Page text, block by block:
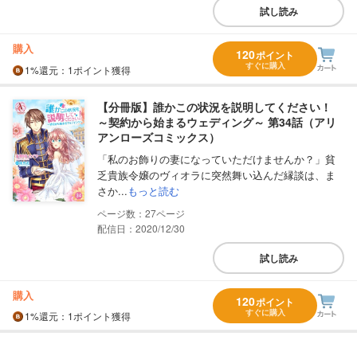
試し読み
購入
1%還元 ：1ポイント獲得
120ポイント
すぐに購入
【分冊版】誰かこの状況を説明してください！
～契約から始まるウェディング～ 第34話（アリ
アンローズコミックス）
「私のお飾りの妻になっていただけませんか？」貧
乏貴族令嬢のヴィオラに突然舞い込んだ縁談は、ま
さか...もっと読む
27
配信日：2020/12/30
試し読み
購入
1%還元 ：1ポイント獲得
120ポイント
すぐに購入